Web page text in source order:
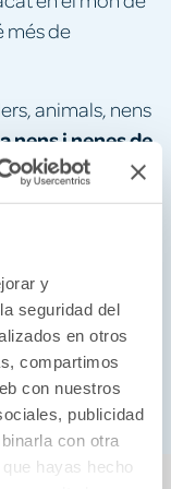
y
seguridad del
en otros
compartimos
con nuestros
publicidad
con otra
hayas hecho
més de
animals, nens
nens i nenes de
Kadabra i